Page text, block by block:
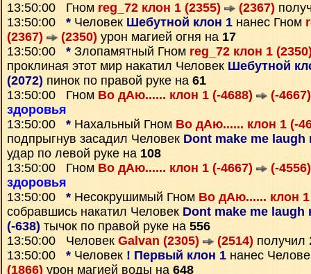
13:50:00 Гном reg_72 клон 1 (2355) (2367)
13:50:00 * Человек Шебутной клон 1 нанес Гном
(2367)
(2350) урон магией огня на 17
13:50:00 * Злопамятный Гном reg_72 клон 1
проклиная этот мир накатил Человек Шебутной
(2072) пинок по правой руке на 61
13:50:00 Гном Во дАю...... клон 1 (-4688)
(-4667)
здоровья
13:50:00 * Нахальный Гном Во дАю...... клон 1 (-
подпрыгнув засадил Человек Dont make me laugh
удар по левой руке на 108
13:50:00 Гном Во дАю...... клон 1 (-4667)
(-4556)
здоровья
13:50:00 * Несокрушимый Гном Во дАю...... клон
собравшись накатил Человек Dont make me laugh
(-638) тычок по правой руке на 556
13:50:00 Человек Galvan (2305) (2514) получил
13:50:00 * Человек ! Первый клон 1 нанес
(1866) урон магией воды на 648